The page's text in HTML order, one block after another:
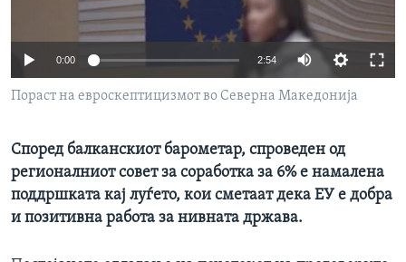
0:00 2:54
Пораст на евроскептицизмот во Северна Македонија
Според балканскиот барометар, спроведен од
регионалниот совет за соработка за 6% е намалена
поддршката кај луѓето, кои сметаат дека ЕУ е добра
и позитивна работа за нивната држава.